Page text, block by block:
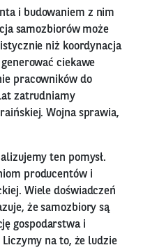
i budowaniem z nim
samozbiorów może
niż koordynacja
ciekawe
pracowników do
zatrudniamy
Wojna sprawia,
ten pomysł.
producentów i
Wiele doświadczeń
że samozbiory są
gospodarstwa i
na to, że ludzie